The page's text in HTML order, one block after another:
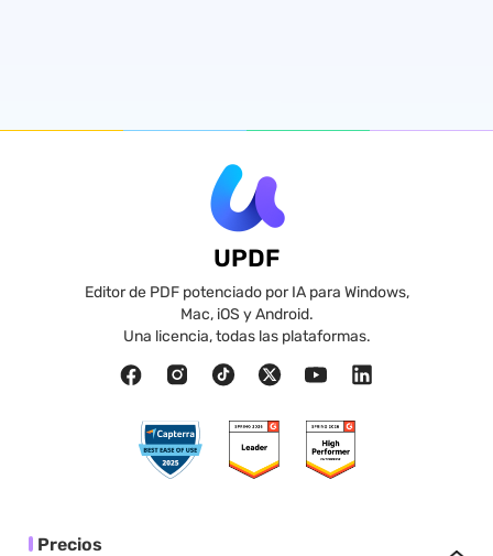
UPDF
Editor de PDF potenciado por IA para Windows,
Mac, iOS y Android.
Una licencia, todas las plataformas.
Precios